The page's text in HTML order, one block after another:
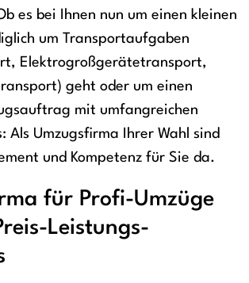
es bei Ihnen nun um einen kleinen
um Transportaufgaben
Elektrogroßgerätetransport,
geht oder um einen
mit umfangreichen
Als Umzugsfirma Ihrer Wahl sind
und Kompetenz für Sie da.
für Profi-Umzüge
Leistungs-